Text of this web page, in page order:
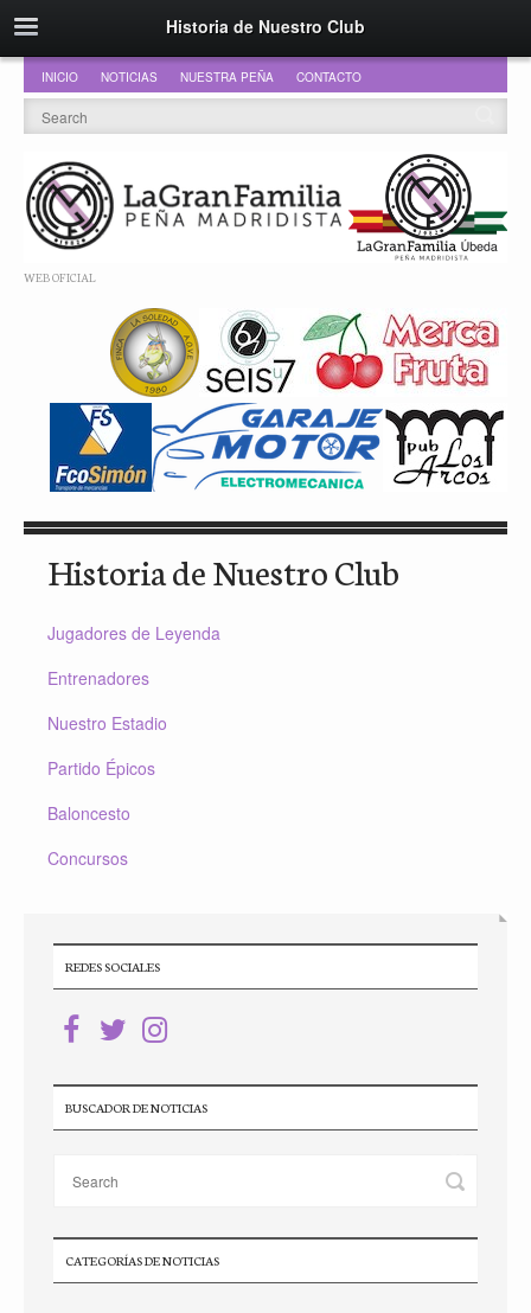
Historia de Nuestro Club
INICIO NOTICIAS NUESTRA PEÑA CONTACTO
WEB OFICIAL
Historia de Nuestro Club
Jugadores de Leyenda
Entrenadores
Nuestro Estadio
Partido Épicos
Baloncesto
Concursos
REDES SOCIALES
BUSCADOR DE NOTICIAS
CATEGORÍAS DE NOTICIAS